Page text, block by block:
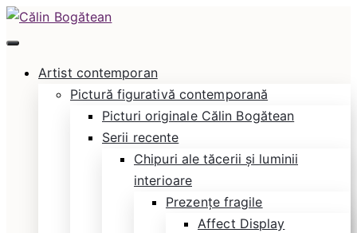
Skip
to
și sticlă, portrete și restaurare artă – Călin
Artist contemporan
Pictură figurativă contemporană
Picturi originale Călin Bogătean
Serii recente
Chipuri ale tăcerii și luminii
interioare
Prezențe fragile
Affect Display